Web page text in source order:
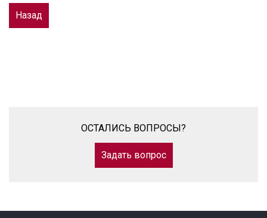
Назад
ОСТАЛИСЬ ВОПРОСЫ?
Задать вопрос